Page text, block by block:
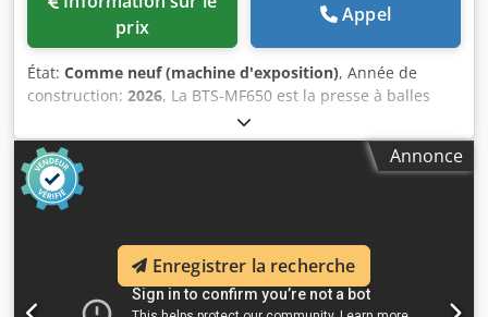
prix
Appel
État: Comme neuf (machine d'exposition), Année de
construction: 2026, La BTS-MF650 est la presse à balles
idéale pour comprimer vos déchets de carton et de film en
vrac en une balle pouvant peser jusqu'à 650 kg. La presse
à balles impressionne par son utilisation simple et sûre et
son grand volume de remplissage, elle est optimale pour
les très gros volumes de matériaux. En comprimant ces
de volume allant jusqu'à 90%, vous réalisez des économies
substantielles sur vos coûts d'élimination et vous
réintroduisez les matériaux dans le circuit des matières
Annonce
Enregistrer la recherche